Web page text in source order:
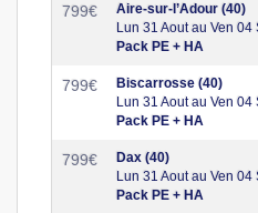
799€
Aire-sur-l’Adour (40)
Lun 31 Aout au Ven
Pack PE + HA
799€
Biscarrosse (40)
Lun 31 Aout au Ven
Pack PE + HA
799€
Dax (40)
Lun 31 Aout au Ven
Pack PE + HA